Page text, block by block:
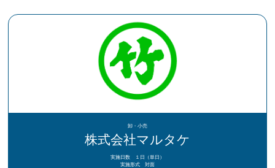
卸・小売
株式会社マルタケ
実施日数 １日（単日）
実施形式 対面